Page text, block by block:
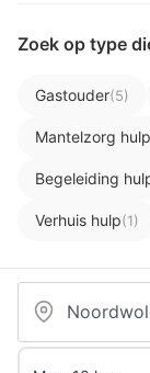
Zoek op type
Gastouder(5)
Mantelzorg hulp
Begeleiding
Verhuis hulp(1)